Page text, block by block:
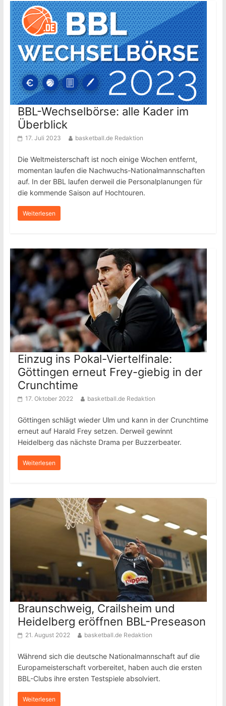
BBL-Wechselbörse: alle Kader im
Überblick
17. Juli 2023 basketball.de Redaktion
Die Weltmeisterschaft ist noch einige Wochen entfernt,
momentan laufen die Nachwuchs-Nationalmannschaften
auf. In der BBL laufen derweil die Personalplanungen für
die kommende Saison auf Hochtouren.
Weiterlesen
Einzug ins Pokal-Viertelfinale:
Göttingen erneut Frey-giebig in der
Crunchtime
17. Oktober 2022 basketball.de Redaktion
Göttingen schlägt wieder Ulm und kann in der Crunchtime
erneut auf Harald Frey setzen. Derweil gewinnt
Heidelberg das nächste Drama per Buzzerbeater.
Weiterlesen
Braunschweig, Crailsheim und
Heidelberg eröffnen BBL-Preseason
21. August 2022 basketball.de Redaktion
Während sich die deutsche Nationalmannschaft auf die
Europameisterschaft vorbereitet, haben auch die ersten
BBL-Clubs ihre ersten Testspiele absolviert.
Weiterlesen